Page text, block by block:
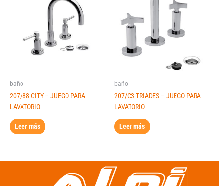
baño
207/88 CITY – JUEGO PARA
LAVATORIO
Leer más
baño
207/C3 TRIADES – JUEGO PARA
LAVATORIO
Leer más